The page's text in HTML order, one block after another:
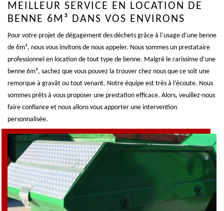
MEILLEUR SERVICE EN LOCATION DE
BENNE 6M³ DANS VOS ENVIRONS
Pour votre projet de dégagement des déchets grâce à l’usage d’une benne
de 6m³, nous vous invitons de nous appeler. Nous sommes un prestataire
professionnel en location de tout type de benne. Malgré le rarissime d’une
benne 6m³, sachez que vous pouvez la trouver chez nous que ce soit une
remorque à gravât ou tout venant. Notre équipe est très à l’écoute. Nous
sommes prêts à vous proposer une prestation efficace. Alors, veuillez-nous
faire confiance et nous allons vous apporter une intervention
personnalisée.